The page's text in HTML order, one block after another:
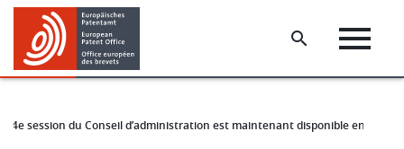
Skip
main
content
Skip
footer
session du Conseil d’administration est maintenant disponible en ligne